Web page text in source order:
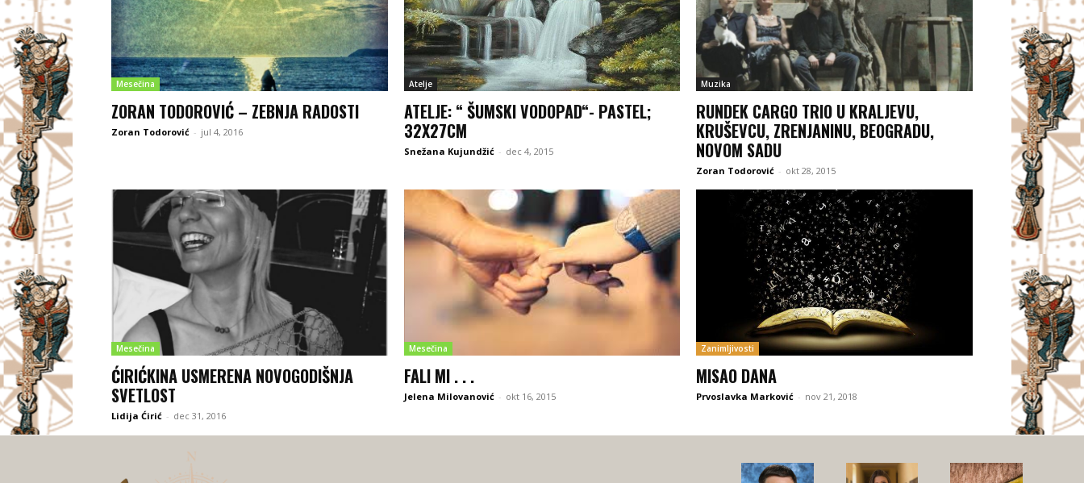
Mesečina
ZORAN TODOROVIĆ – ZEBNJA RADOSTI
Zoran Todorović - jul 4, 2016
Atelje
ATELJE: “ ŠUMSKI VODOPAD“- PASTEL;
32X27CM
Snežana Kujundžić - dec 4, 2015
Muzika
RUNDEK CARGO TRIO U KRALJEVU,
KRUŠEVCU, ZRENJANINU, BEOGRADU,
NOVOM SADU
Zoran Todorović - okt 28, 2015
Mesečina
ĆIRIĆKINA USMERENA NOVOGODIŠNJA
SVETLOST
Lidija Ćirić - dec 31, 2016
Mesečina
FALI MI . . .
Jelena Milovanović - okt 16, 2015
Zanimljivosti
MISAO DANA
Prvoslavka Marković - nov 21, 2018